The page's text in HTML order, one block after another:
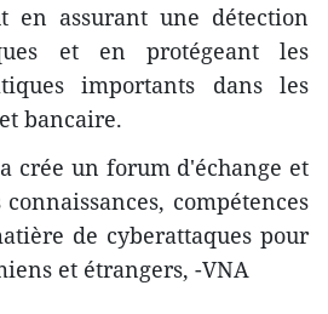
en assurant une détection
et en protégeant les
importants dans les
bancaire.
crée un forum d'échange et
compétences
de cyberattaques pour
et étrangers, -VNA